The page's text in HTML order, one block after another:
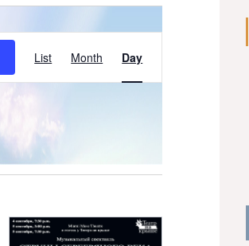
Event
Views
List Month Day